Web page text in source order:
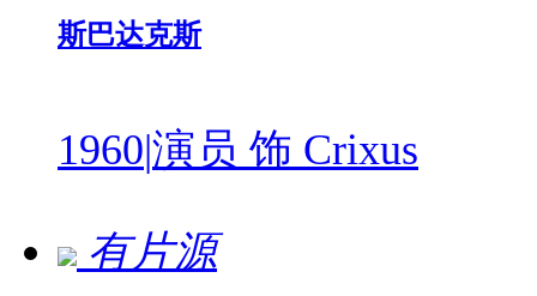
斯巴达克斯
1960|演员 饰 Crixus
有片源